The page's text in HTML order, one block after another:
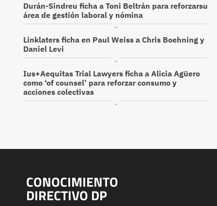
Durán-Sindreu ficha a Toni Beltrán para reforzarsu
área de gestión laboral y nómina
Linklaters ficha en Paul Weiss a Chris Boehning y
Daniel Levi
Ius+Aequitas Trial Lawyers ficha a Alicia Agüero
como ‘of counsel’ para reforzar consumo y
acciones colectivas
CONOCIMIENTO
DIRECTIVO DP